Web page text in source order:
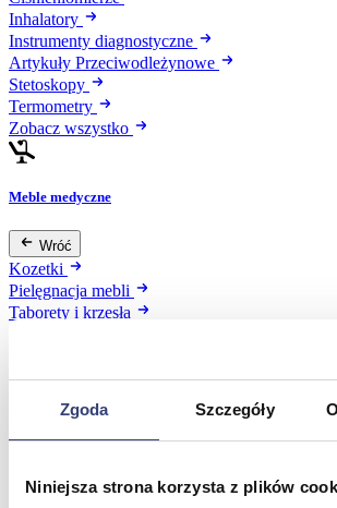
Zgoda Szczegóły
Niniejsza strona korzysta z plików
Inhalatory
Instrumenty diagnostyczne
Artykuły Przeciwodleżynowe
Stetoskopy
Termometry
Zobacz wszystko
Meble medyczne
Wróć
Kozetki
Pielęgnacja mebli
Taborety i krzesła
Fotele
Zobacz wszystko